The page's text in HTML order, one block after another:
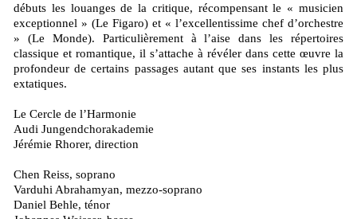
débuts les louanges de la critique, récompensant le « musicien
exceptionnel » (Le Figaro) et « l’excellentissime chef d’orchestre
» (Le Monde). Particulièrement à l’aise dans les répertoires
classique et romantique, il s’attache à révéler dans cette œuvre la
profondeur de certains passages autant que ses instants les plus
extatiques.
Le Cercle de l’Harmonie
Audi Jungendchorakademie
Jérémie Rhorer, direction
Chen Reiss, soprano
Varduhi Abrahamyan, mezzo-soprano
Daniel Behle, ténor